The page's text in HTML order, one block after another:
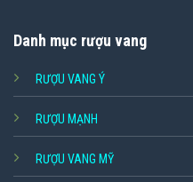
Danh mục rượu vang
RƯỢU VANG Ý
RƯỢU MẠNH
RƯỢU VANG MỸ